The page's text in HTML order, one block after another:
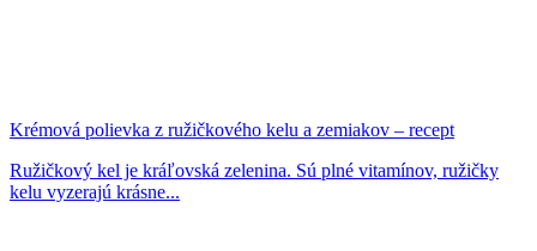
Krémová polievka z ružičkového kelu a zemiakov – recept
Ružičkový kel je kráľovská zelenina. Sú plné vitamínov, ružičky
kelu vyzerajú krásne...